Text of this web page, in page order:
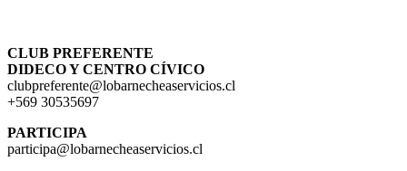
CLUB PREFERENTE
DIDECO Y CENTRO CÍVICO
clubpreferente@lobarnecheaservicios.cl
+569 30535697
PARTICIPA
participa@lobarnecheaservicios.cl